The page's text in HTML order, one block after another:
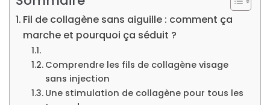
Fil de collagène sans aiguille : comment ça
marche et pourquoi ça séduit ?
Comprendre les fils de collagène visage
sans injection
Une stimulation de collagène pour tous les